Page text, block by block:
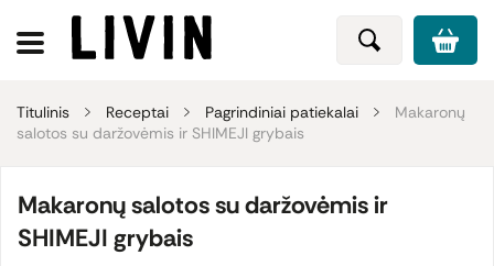
Titulinis Receptai Pagrindiniai patiekalai
Makaronų
salotos su daržovėmis ir SHIMEJI grybais
Makaronų salotos su daržovėmis ir
SHIMEJI grybais